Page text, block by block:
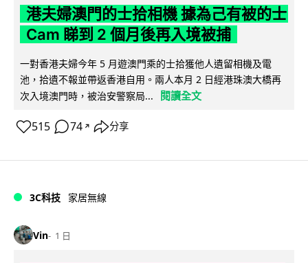
港夫婦澳門的士拾相機 據為己有被的士
Cam 睇到 2 個月後再入境被捕
一對香港夫婦今年 5 月遊澳門乘的士拾獲他人遺留相機及電
池，拾遺不報並帶返香港自用。兩人本月 2 日經港珠澳大橋再
次入境澳門時，被治安警察局...
閱讀全文
515 74 ↗ 分享
3C科技 家居無線
Vin 1 日